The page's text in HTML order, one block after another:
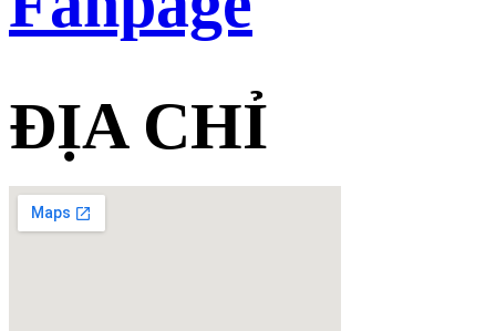
ĐỊA CHỈ